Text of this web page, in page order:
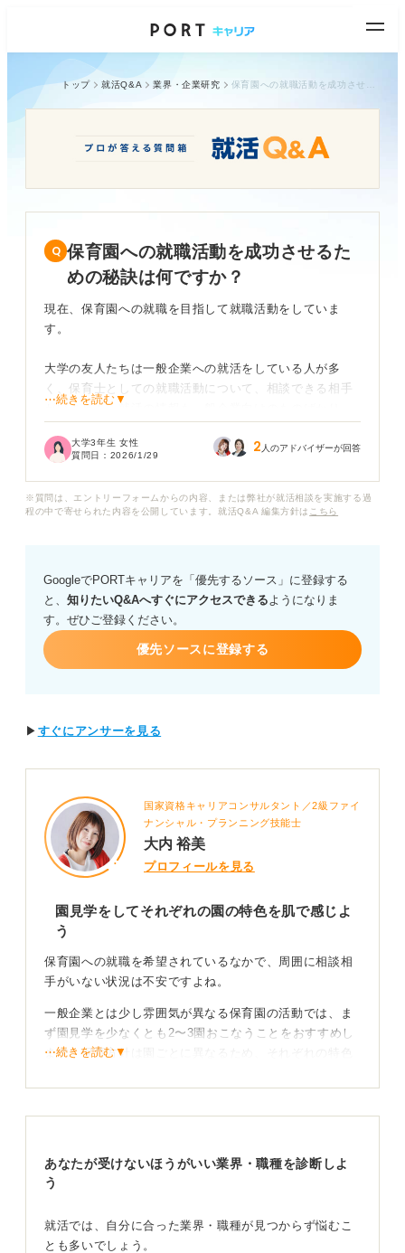
トップ 就活Q&A 業界・企業研究
保育園への就職活動を成功させるた
めの秘訣は何ですか？
現在、保育園への就職を目指して就職活動をしていま
す。
大学の友人たちは一般企業への就活をしている人が多
く、保育士としての就職活動について、相談できる相手
がいません。就活の情報も一般企業向けのものばかり
います。
か、それとも保育園ならではの対策が必要なのか、判断
度重視されるのか、また、自己PRで何をアピールすれば
良いのかがわからず、焦っています。
保育園の就職活動で特に重視すべきポイントや、内定を
勝ち取るための具体的なアドバイスをお願いします。
⋯続きを読む▼
大学3年生 女性
質問日： 2026/1/29 2 人のアドバイザーが回答
※質問は、エントリーフォームからの内容、または弊社が就活相談を実施する過
程の中で寄せられた内容を公開しています。就活Q&A 編集方針は こちら
GoogleでPORTキャリアを「優先するソース」に登録する
と、 知りたいQ&Aへすぐにアクセスできるようになりま
す。ぜひご登録ください。
優先ソースに登録する
▶ すぐにアンサーを見る
国家資格キャリアコンサルタント／2級ファイ
ナンシャル・プランニング技能士
大内 裕美
プロフィールを見る
園見学をしてそれぞれの園の特色を肌で感じよ
う
保育園への就職を希望されているなかで、周囲に相談相
手がいない状況は不安ですよね。
一般企業とは少し雰囲気が異なる保育園の活動では、ま
ず園見学を少なくとも2〜3園おこなうことをおすすめし
ます。保育方針は園ごとに異なるため、それぞれの特色
ピアノなどの実技は完璧を目指すより、安定感を重視す
⋯続きを読む▼
あなたが受けないほうがいい業界・職種を診断しよ
う
就活では、自分に合った業界・職種が見つからず悩むこ
とも多いでしょう。